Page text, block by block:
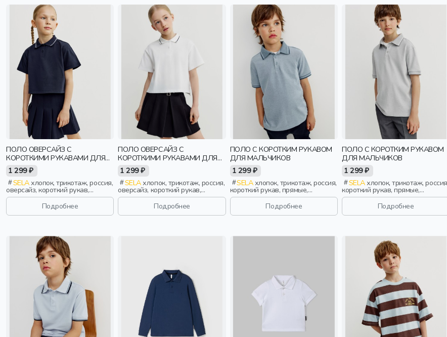
ПОЛО ОВЕРСАЙЗ С
КОРОТКИМИ РУКАВАМИ ДЛЯ
ДЕВОЧЕК
1 299 ₽
SELAхлопок, трикотаж, россия,
оверсайз, короткий рукав,
прямые, укороченные,
удлиненные, короткие, школа,
разрез, свободные, воротник,
девочки, дети
Подробнее
ПОЛО ОВЕРСАЙЗ С
КОРОТКИМИ РУКАВАМИ ДЛЯ
ДЕВОЧЕК
1 299 ₽
SELAхлопок, трикотаж, россия,
оверсайз, короткий рукав,
прямые, укороченные,
удлиненные, короткие, школа,
разрез, свободные, воротник,
девочки, дети
Подробнее
ПОЛО С КОРОТКИМ РУКАВОМ
ДЛЯ МАЛЬЧИКОВ
1 299 ₽
SELAхлопок, трикотаж, россия,
короткий рукав, прямые,
короткие, школа, разрез,
свободные, воротник, мальчики,
Подробнее
ПОЛО С КОРОТКИМ РУКАВОМ
ДЛЯ МАЛЬЧИКОВ
1 299 ₽
SELAхлопок, трикотаж, россия,
короткий рукав, прямые,
короткие, школа, разрез,
свободные, воротник, мальчики,
Подробнее